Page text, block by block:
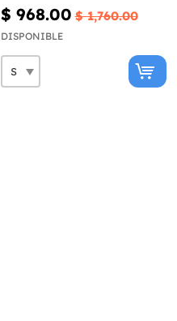
$ 968.00 $ 1,760.00
DISPONIBLE